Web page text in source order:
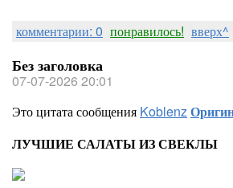
комментарии: 0 понравилось! вверх^
Без заголовка
07-07-2026 20:01
Это цитата сообщения Koblenz
ЛУЧШИЕ САЛАТЫ ИЗ СВЕКЛЫ